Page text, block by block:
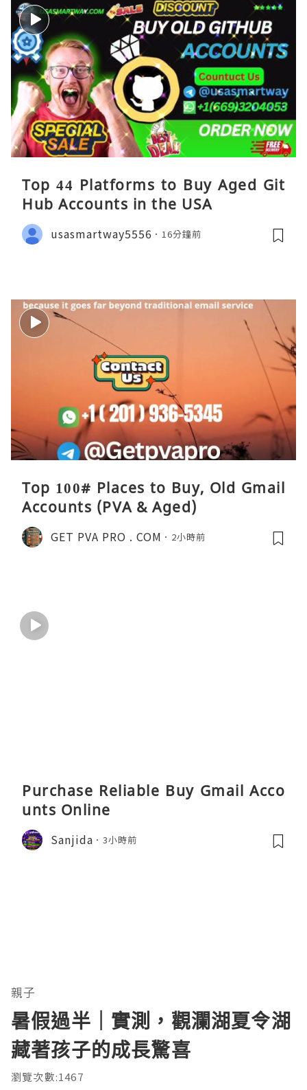
Top 44 Platforms to Buy Aged Git
Hub Accounts in the USA
usasmartway5556 16分鐘前
Top 100# Places to Buy, Old Gmail
Accounts (PVA & Aged)
GET PVA PRO . COM 2小時前
Purchase Reliable Buy Gmail Acco
unts Online
Sanjida 3小時前
親子
暑假過半｜實測，觀瀾湖夏令湖
藏著孩子的成長驚喜
瀏覽次數:1467